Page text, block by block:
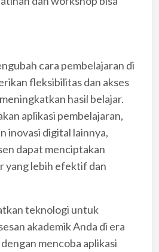
cara pembelajaran di
fleksibilitas dan akses
hasil belajar.
aplikasi pembelajaran,
inovasi digital lainnya,
dapat menciptakan
yang lebih efektif dan
teknologi untuk
akademik Anda di era
mencoba aplikasi